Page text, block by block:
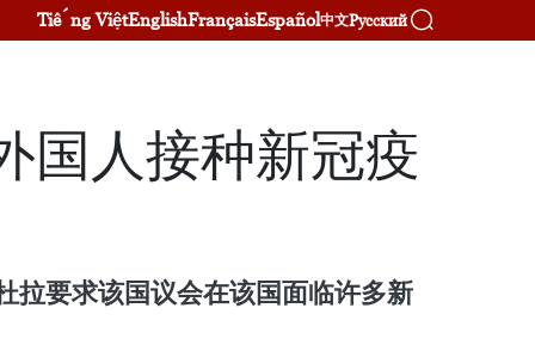
Tiếng ViệtEnglishFrançaisEspañol中文Русский
国人接种新冠疫
拉要求该国议会在该国面临许多新